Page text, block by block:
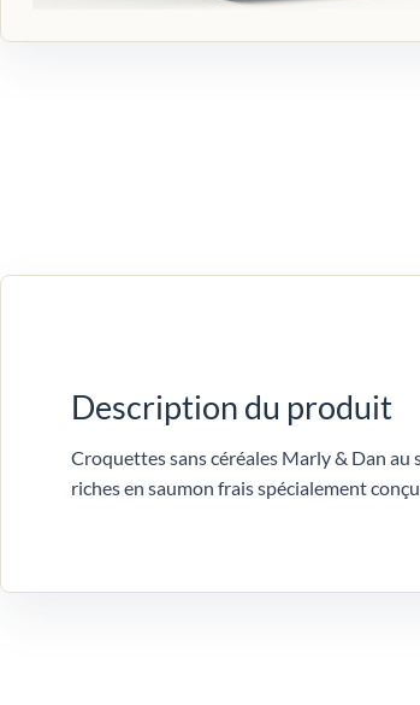
Description du produit
Croquettes sans céréales Marly & Dan
riches en saumon frais spécialement